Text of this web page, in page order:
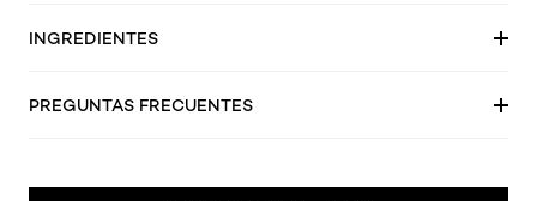
INGREDIENTES
PREGUNTAS FRECUENTES